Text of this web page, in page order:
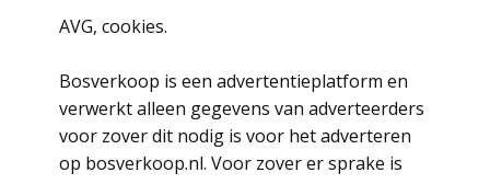
AVG, cookies.
Bosverkoop is een advertentieplatform en
verwerkt alleen gegevens van adverteerders
voor zover dit nodig is voor het adverteren
op bosverkoop.nl. Voor zover er sprake is